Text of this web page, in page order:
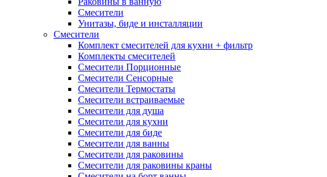
Смесители
Унитазы, биде и инсталляции
Смесители
Комплект смесителей для кухни + фильтр
Комплекты смесителей
Смесители Порционные
Смесители Сенсорные
Смесители Термостаты
Смесители встраиваемые
Смесители для душа
Смесители для кухни
Смесители для биде
Смесители для ванны
Смесители для раковины
Смесители для раковины краны